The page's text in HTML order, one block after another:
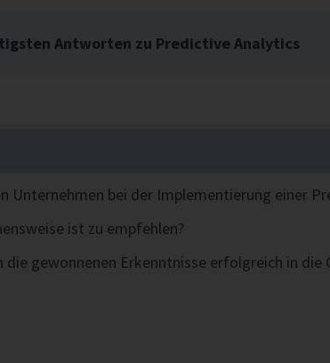
Antworten zu Predictive Analytics
Unternehmen bei der Implementierung einer
ist zu empfehlen?
die gewonnenen Erkenntnisse erfolgreich in die